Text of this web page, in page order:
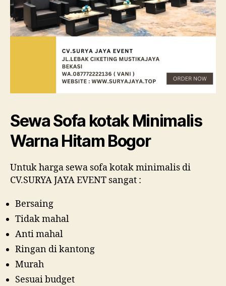
Sewa Sofa kotak Minimalis
Warna Hitam Bogor
Untuk harga sewa sofa kotak minimalis di
CV.SURYA JAYA EVENT sangat :
Bersaing
Tidak mahal
Anti mahal
Ringan di kantong
Murah
Sesuai budget